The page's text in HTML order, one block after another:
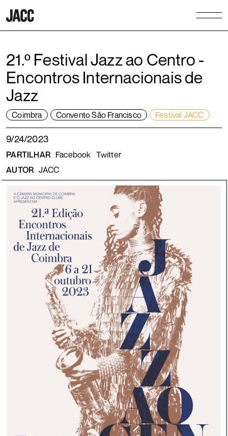
21.º Festival Jazz ao Centro -
Encontros Internacionais de
Jazz
Coimbra Convento São Francisco Festival JACC
9/24/2023
PARTILHAR Facebook Twitter
AUTOR JACC